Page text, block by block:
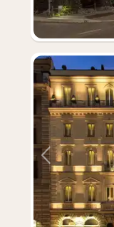
Forrige